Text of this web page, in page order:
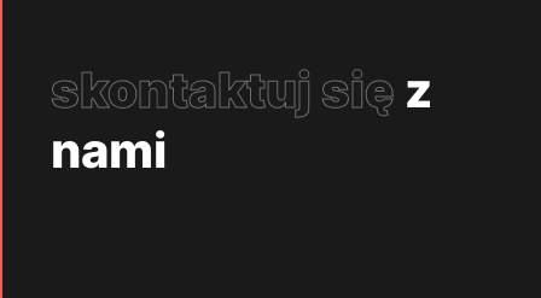
skontaktuj się z
nami